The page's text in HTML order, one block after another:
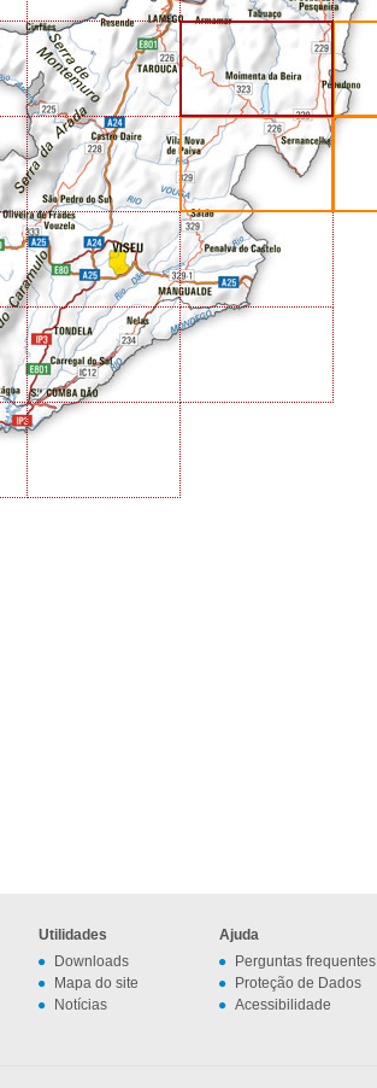
Utilidades
Downloads
Mapa do site
Notícias
Ajuda
Perguntas frequentes
Proteção de Dados
Acessibilidade